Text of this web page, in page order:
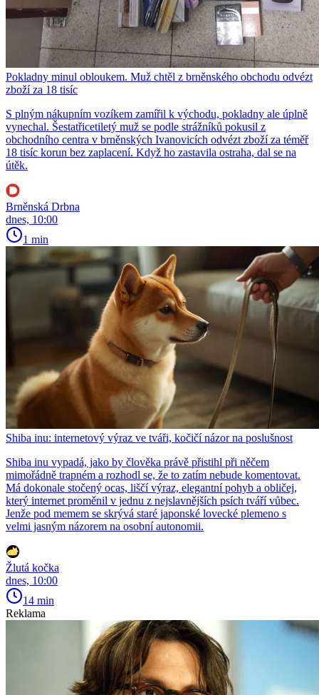
Pokladny minul obloukem. Muž chtěl z brněnského obchodu odvézt
zboží za 18 tisíc
S plným nákupním vozíkem zamířil k východu, pokladny ale úplně
vynechal. Šestatřicetiletý muž se podle strážníků pokusil z
obchodního centra v brněnských Ivanovicích odvézt zboží za téměř
18 tisíc korun bez zaplacení. Když ho zastavila ostraha, dal se na
útěk.
Brněnská Drbna
dnes, 10:00
1 min
Shiba inu: internetový výraz ve tváři, kočičí názor na poslušnost
Shiba inu vypadá, jako by člověka právě přistihl při něčem
mimořádně trapném a rozhodl se, že to zatím nebude komentovat.
Má dokonale stočený ocas, liščí výraz, elegantní pohyb a obličej,
který internet proměnil v jednu z nejslavnějších psích tváří vůbec.
Jenže pod memem se skrývá staré japonské lovecké plemeno s
velmi jasným názorem na osobní autonomii.
Žlutá kočka
dnes, 10:00
14 min
Reklama